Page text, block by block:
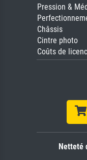
Pression &
Châssis
Cintre photo
Coûts de
Netteté